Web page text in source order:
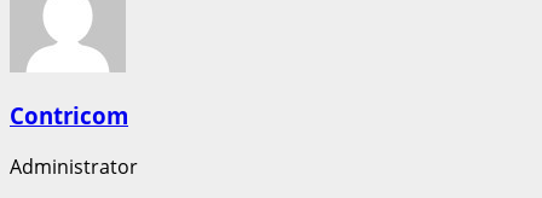
Contricom
Administrator